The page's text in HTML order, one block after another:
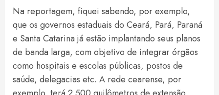
Na reportagem, fiquei sabendo, por exemplo,
que os governos estaduais do Ceará, Pará, Paraná
e Santa Catarina já estão implantando seus planos
de banda larga, com objetivo de integrar órgãos
como hospitais e escolas públicas, postos de
saúde, delegacias etc. A rede cearense, por